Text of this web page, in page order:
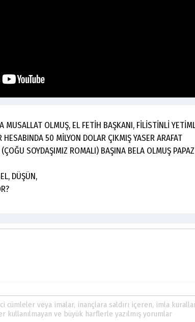
MUSALLAT OLMUŞ, EL FETİH BAŞKANI, FİLİSTİNLİ
HESABINDA 50 MİLYON DOLAR ÇIKMIŞ YASER ARAFAT
SOYDAŞIMIZ ROMALI) BAŞINA BELA OLMUŞ PAPAZ
DÜŞÜN,